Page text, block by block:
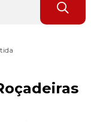
Login Revendedor